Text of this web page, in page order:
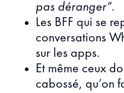
pas déranger”.
Les BFF qui se
conversations
sur les apps.
Et même ceux
cabossé, qu’on